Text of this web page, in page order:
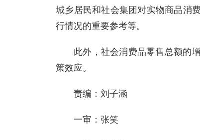
城乡居民和社会集团对实物商品消
行情况的重要参考等。
此外，社会消费品零售总额的
策效应。
责编：刘子涵
一审：张笑